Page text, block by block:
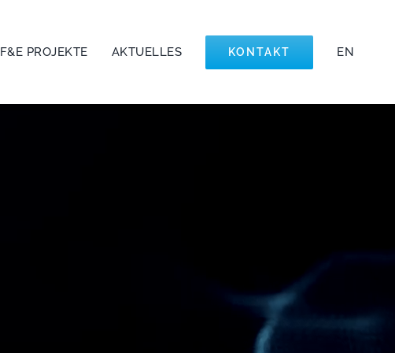
F&E PROJEKTE AKTUELLES KONTAKT EN